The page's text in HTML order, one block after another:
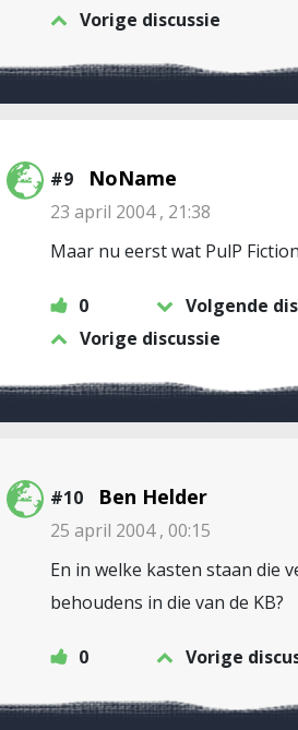
Vorige discussie
#9 NoName
23 april 2004 , 21:38
Maar nu eerst wat PulP
0
Volgende
Vorige discussie
#10 Ben Helder
25 april 2004 , 00:15
En in welke kasten staan die
behoudens in die van de KB?
0 Vorige